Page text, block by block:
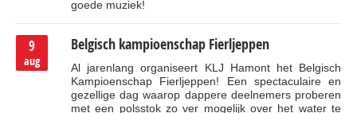
goede muziek!
Belgisch kampioenschap Fierljeppen
Al jarenlang organiseert KLJ Hamont het Belgisch
Kampioenschap Fierljeppen! Een spectaculaire en
gezellige dag waarop dappere deelnemers proberen
met een polsstok zo ver mogelijk over het water te
9
aug